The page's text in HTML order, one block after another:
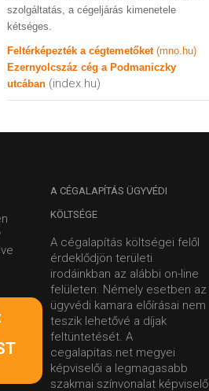
szolgáltatás, a cégeljárás kimenetele
kétséges.
Feltérképezték a cégtemetőket (mno.hu)
Ezernyolcszáz cég a Podmaniczky
utcában (index.hu)
A CÉGALAPÍTÁS ÜGYVÉDI
KÖLTSÉGE
A cégalapítás költségei felől
érdeklődjön területi
irodáinkban az alábbi on-line
felületen. Némely esetben az
ügyvédi kamara előírásai nem
teszik lehetővé a díjak
feltüntetését. A
cegalapitas.net megyei
képviselői a legmagasabb
szakmai színvonalat képviselő